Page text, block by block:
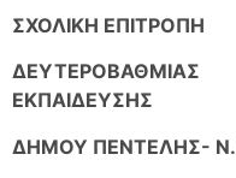
ΣΧΟΛΙΚΗ ΕΠΙΤΡΟΠΗ
ΔΕΥΤΕΡΟΒΑΘΜΙΑΣ
ΔΗΜΟΥ ΠΕΝΤΕΛΗΣ-